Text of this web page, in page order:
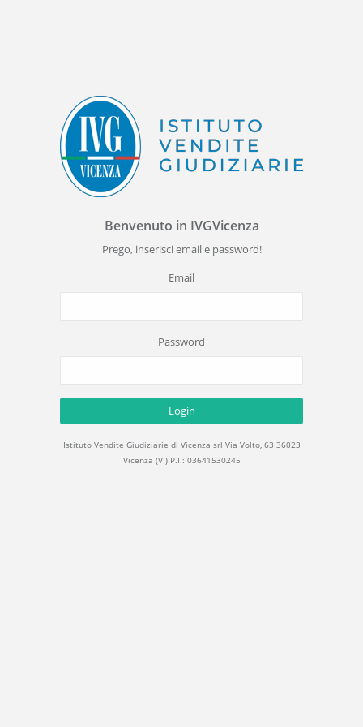
Benvenuto in IVGVicenza
Prego, inserisci email e password!
Email
Password
Login
Istituto Vendite Giudiziarie di Vicenza srl Via Volto, 63 36023
Vicenza (VI) P.I.: 03641530245